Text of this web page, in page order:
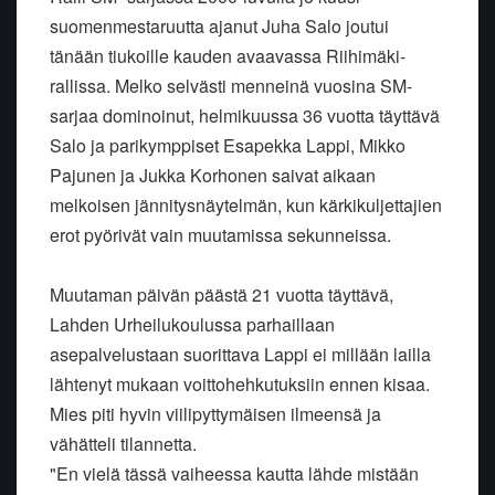
suomenmestaruutta ajanut Juha Salo joutui
tänään tiukoille kauden avaavassa Riihimäki-
rallissa. Melko selvästi menneinä vuosina SM-
sarjaa dominoinut, helmikuussa 36 vuotta täyttävä
Salo ja parikymppiset Esapekka Lappi, Mikko
Pajunen ja Jukka Korhonen saivat aikaan
melkoisen jännitysnäytelmän, kun kärkikuljettajien
erot pyörivät vain muutamissa sekunneissa.
Muutaman päivän päästä 21 vuotta täyttävä,
Lahden Urheilukoulussa parhaillaan
asepalvelustaan suorittava Lappi ei millään lailla
lähtenyt mukaan voittohehkutuksiin ennen kisaa.
Mies piti hyvin viilipyttymäisen ilmeensä ja
vähätteli tilannetta.
"En vielä tässä vaiheessa kautta lähde mistään